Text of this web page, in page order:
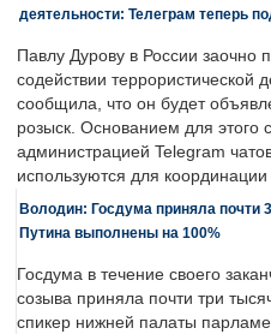
деятельности: Телеграм теперь
Павлу Дурову в России заочно
содействии террористической
сообщила, что он будет
розыск. Основанием для этого
администрацией Telegram
используются для
Володин: Госдума приняла почти
Путина выполнены на 100%
Госдума в течение своего
созыва приняла почти три
спикер нижней палаты